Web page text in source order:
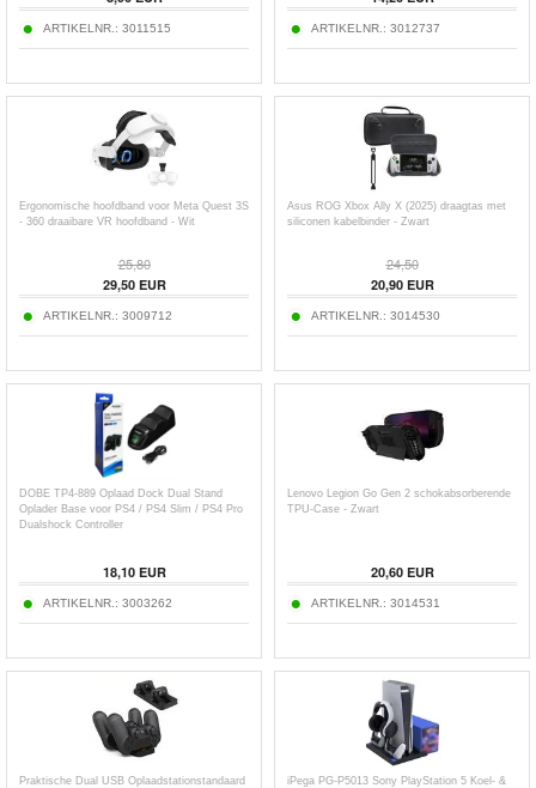
ARTIKELNR.: 3011515 ARTIKELNR.: 3012737
Ergonomische hoofdband voor Meta Quest 3S
- 360 draaibare VR hoofdband - Wit
25,80
29,50EUR
ARTIKELNR.: 3009712
Asus ROG Xbox Ally X (2025) draagtas met
siliconen kabelbinder - Zwart
24,50
20,90EUR
ARTIKELNR.: 3014530
DOBE TP4-889 Oplaad Dock Dual Stand
Oplader Base voor PS4 / PS4 Slim / PS4 Pro
Dualshock Controller
18,10EUR
ARTIKELNR.: 3003262
Lenovo Legion Go Gen 2 schokabsorberende
TPU-Case - Zwart
20,60EUR
ARTIKELNR.: 3014531
Praktische Dual USB Oplaadstationstandaard
iPega PG-P5013 Sony PlayStation 5 Koel- &